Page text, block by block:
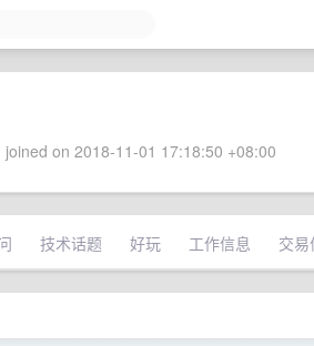
on 2018-11-01 17:18:50 +08:00
技术话题 好玩 工作信息 交易